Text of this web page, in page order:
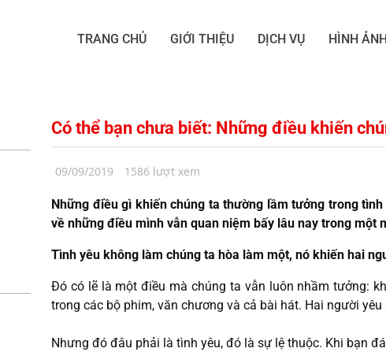
TRANG CHỦ GIỚI THIỆU DỊCH VỤ HÌNH
Có thể bạn chưa biết: Những điều khiến
09/09/2019 1586 lượt xem
Những điều gì khiến chúng ta thường lầm tưởng trong
về những điều mình vẫn quan niệm bấy lâu nay trong một
Tình yêu không làm chúng ta hòa làm một, nó khiến hai
Đó có lẽ là một điều mà chúng ta vẫn luôn nhầm tưởng:
trong các bộ phim, văn chương và cả bài hát. Hai người
Nhưng đó đâu phải là tình yêu, đó là sự lệ thuộc. Khi bạn